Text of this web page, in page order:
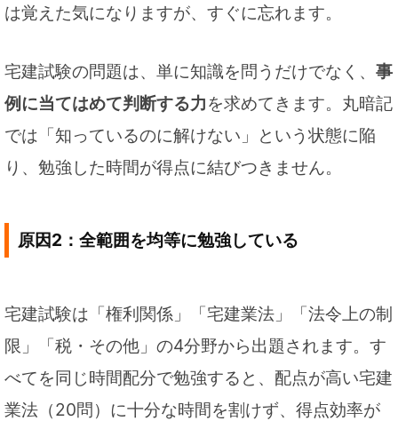
は覚えた気になりますが、すぐに忘れます。
宅建試験の問題は、単に知識を問うだけでなく、 事
例に当てはめて判断する力を求めてきます。丸暗記
では「知っているのに解けない」という状態に陥
り、勉強した時間が得点に結びつきません。
原因2：全範囲を均等に勉強している
宅建試験は「権利関係」「宅建業法」「法令上の制
限」「税・その他」の4分野から出題されます。す
べてを同じ時間配分で勉強すると、配点が高い宅建
業法（20問）に十分な時間を割けず、得点効率が